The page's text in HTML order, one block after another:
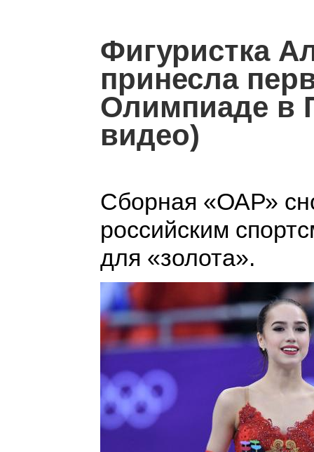
Фигуристка
принесла
Олимпиаде в
видео)
Сборная «ОАР»
российским
для «золота».